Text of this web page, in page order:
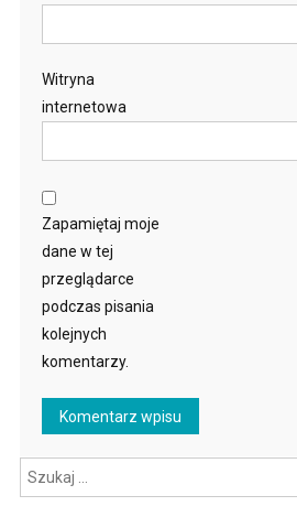
Witryna
internetowa
Zapamiętaj moje
dane w tej
przeglądarce
podczas pisania
kolejnych
komentarzy.